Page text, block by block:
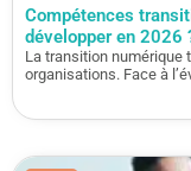
Compétences
développer en 2026
La transition numérique
organisations. Face à